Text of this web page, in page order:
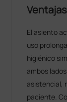
El asiento
uso
higiénico
ambos
asistencial,
paciente.